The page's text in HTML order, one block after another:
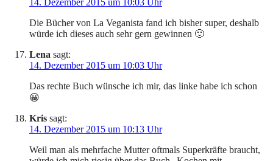
14. Dezember 2015 um 10:03 Uhr
Die Bücher von La Veganista fand ich bisher super, deshalb
würde ich dieses auch sehr gern gewinnen 🙂
Lena sagt:
14. Dezember 2015 um 10:03 Uhr
Das rechte Buch wünsche ich mir, das linke habe ich schon
😀
Kris sagt:
14. Dezember 2015 um 10:13 Uhr
Weil man als mehrfache Mutter oftmals Superkräfte braucht,